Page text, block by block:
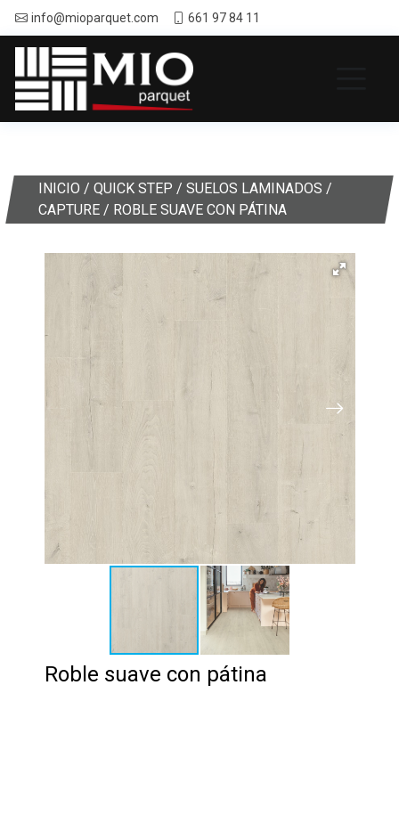
info@mioparquet.com 661 97 84 11
INICIO / QUICK STEP / SUELOS LAMINADOS /
CAPTURE / ROBLE SUAVE CON PÁTINA
Roble suave con pátina